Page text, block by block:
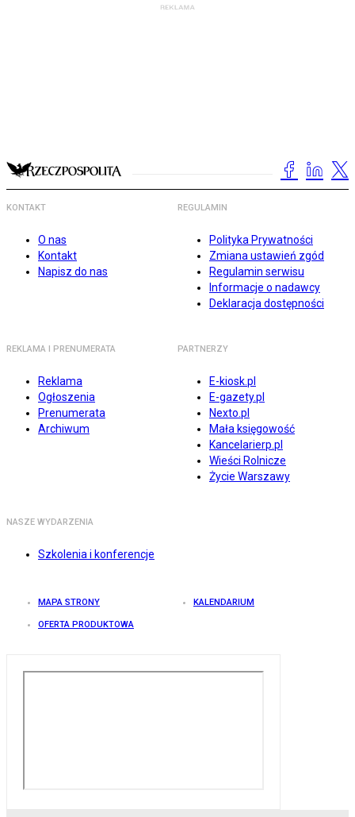
KONTAKT
O nas
Kontakt
Napisz do nas
REGULAMIN
Polityka Prywatności
Zmiana ustawień zgód
Regulamin serwisu
Informacje o nadawcy
Deklaracja dostępności
REKLAMA I PRENUMERATA
Reklama
Ogłoszenia
Prenumerata
Archiwum
PARTNERZY
E-kiosk.pl
E-gazety.pl
Nexto.pl
Mała księgowość
Kancelarierp.pl
Wieści Rolnicze
Życie Warszawy
NASZE WYDARZENIA
Szkolenia i konferencje
MAPA STRONY KALENDARIUM
OFERTA PRODUKTOWA